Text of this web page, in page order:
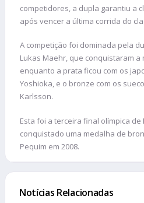
competidores, a dupla garantiu a
após vencer a última corrida do
A competição foi dominada pela
Lukas Maehr, que conquistaram
enquanto a prata ficou com os
Yoshioka, e o bronze com os
Karlsson.
Esta foi a terceira final olímpica
conquistado uma medalha de
Pequim em 2008.
Notícias Relacionadas